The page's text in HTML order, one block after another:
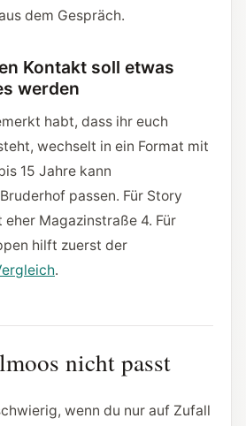
dem Gespräch.
Kontakt soll etwas
werden
habt, dass ihr euch
wechselt in ein Format mit
15 Jahre kann
passen. Für Story
Magazinstraße 4. Für
hilft zuerst der
.
nicht passt
wenn du nur auf Zufall